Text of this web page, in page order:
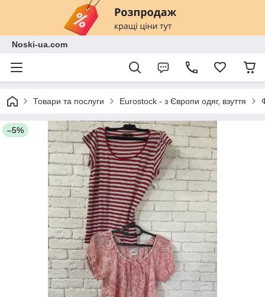
Noski-ua.com
Товари та послуги Eurostock - з Європи одяг, взуття
–5%